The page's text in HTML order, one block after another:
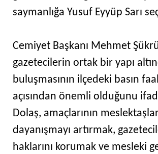
saymanlığa Yusuf Eyyüp Sarı
Cemiyet Başkanı Mehmet
gazetecilerin ortak bir yapı
buluşmasının ilçedeki basın
açısından önemli olduğunu
Dolaş, amaçlarının
dayanışmayı artırmak,
haklarını korumak ve mesleki